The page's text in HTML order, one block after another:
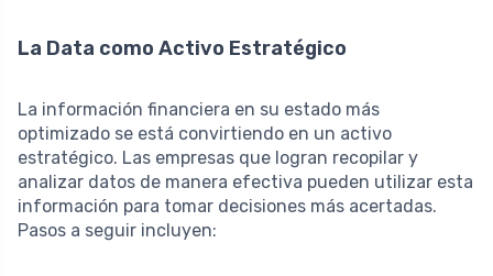
La Data como Activo Estratégico
La información financiera en su estado más
optimizado se está convirtiendo en un activo
estratégico. Las empresas que logran recopilar y
analizar datos de manera efectiva pueden utilizar esta
información para tomar decisiones más acertadas.
Pasos a seguir incluyen: